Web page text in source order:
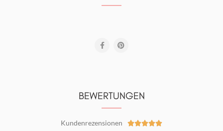
BEWERTUNGEN
Kundenrezensionen 